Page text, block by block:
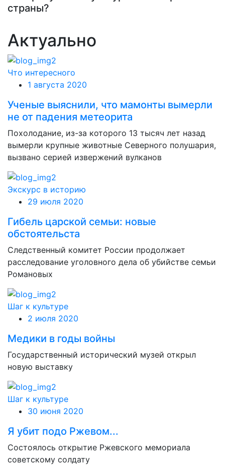
страны?
Актуально
Что интересного
1 августа 2020
Ученые выяснили, что мамонты вымерли
не от падения метеорита
Похолодание, из-за которого 13 тысяч лет назад
вымерли крупные животные Северного полушария,
вызвано серией извержений вулканов
Экскурс в историю
29 июля 2020
Гибель царской семьи: новые
обстоятельста
Следственный комитет России продолжает
расследование уголовного дела об убийстве семьи
Романовых
Шаг к культуре
2 июля 2020
Медики в годы войны
Государственный исторический музей открыл
новую выставку
Шаг к культуре
30 июня 2020
Я убит подо Ржевом...
Состоялось открытие Ржевского мемориала
советскому солдату